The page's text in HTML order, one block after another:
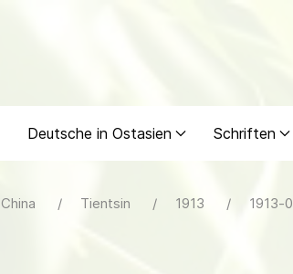
Deutsche in Ostasien Schriften
China Tientsin 1913 1913-